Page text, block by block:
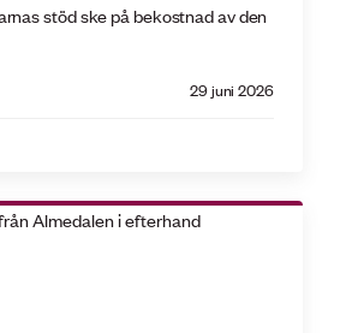
29 juni 2026
stöd ske på bekostnad av den